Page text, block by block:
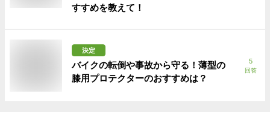
すすめを教えて！
決定
バイクの転倒や事故から守る！薄型の
膝用プロテクターのおすすめは？
5
回答